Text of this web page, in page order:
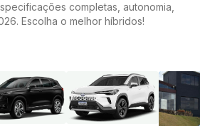
completas, autonomia,
Escolha o melhor híbridos!